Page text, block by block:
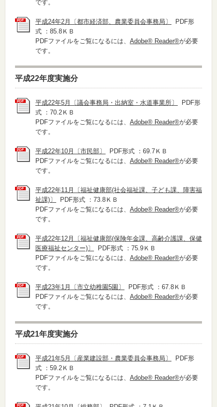
です。
平成24年2月〔都市経済部、農業委員会事務局〕
PDF形
式 ：85.8ＫＢ
PDFファイルをご覧になるには、 Adobe® Reader®が必要
です。
平成22年度実施分
平成22年5月〔議会事務局・出納室・水道事業所〕
PDF形
式 ：70.2ＫＢ
PDFファイルをご覧になるには、 Adobe® Reader®が必要
です。
平成22年10月〔市民部〕
PDF形式 ：69.7ＫＢ
PDFファイルをご覧になるには、 Adobe® Reader®が必要
です。
平成22年11月〔福祉健康部(社会福祉課、子ども課、障害福
祉課)〕
PDF形式 ：73.8ＫＢ
PDFファイルをご覧になるには、 Adobe® Reader®が必要
です。
平成22年12月〔福祉健康部(保険年金課、高齢介護課、保健
医療福祉センター)〕
PDF形式 ：75.9ＫＢ
PDFファイルをご覧になるには、 Adobe® Reader®が必要
です。
平成23年1月〔市立幼稚園5園〕
PDF形式 ：67.8ＫＢ
PDFファイルをご覧になるには、 Adobe® Reader®が必要
です。
平成21年度実施分
平成21年5月〔産業建設部・農業委員会事務局〕
PDF形
式 ：59.2ＫＢ
PDFファイルをご覧になるには、 Adobe® Reader®が必要
です。